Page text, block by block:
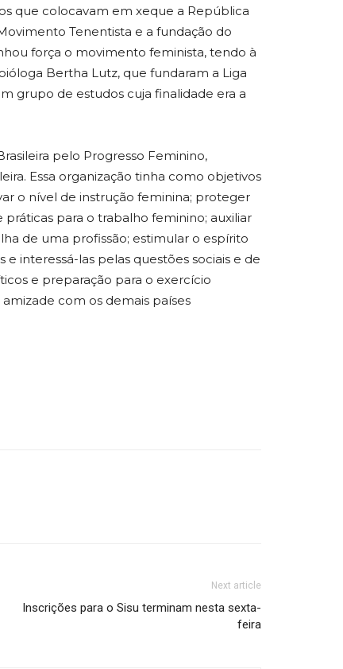
que colocavam em xeque a República
Tenentista e a fundação do
força o movimento feminista, tendo à
Bertha Lutz, que fundaram a Liga
grupo de estudos cuja finalidade era a
pelo Progresso Feminino,
Essa organização tinha como objetivos
o nível de instrução feminina; proteger
práticas para o trabalho feminino; auxiliar
de uma profissão; estimular o espírito
interessá-las pelas questões sociais e de
e preparação para o exercício
com os demais países
Next article
Inscrições para o Sisu terminam nesta sexta-
feira